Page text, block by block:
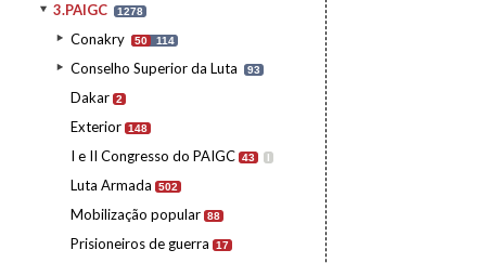
3.PAIGC 1278
Conakry 50 114
Conselho Superior da Luta 93
Dakar 2
Exterior 148
I e II Congresso do PAIGC 43 I
Luta Armada 502
Mobilização popular 88
Prisioneiros de guerra 17